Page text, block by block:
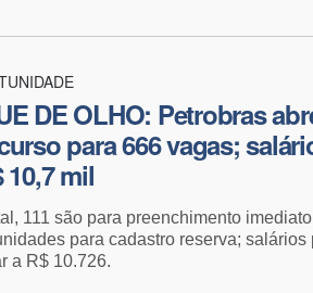
DE OLHO: Petrobras
para 666 vagas;
10,7 mil
111 são para preenchimento
para cadastro reserva; salários
a R$ 10.726.